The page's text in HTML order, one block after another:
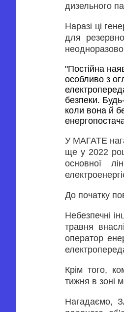
дизельного
Наразі ці
для
"Постійна
особливо з
безпеки.
коли вона й
У МАГАТЕ
ще у 2022
основної
До початку
Небезпечні
травня
оператор
Крім того,
тижня в зоні
Нагадаємо,